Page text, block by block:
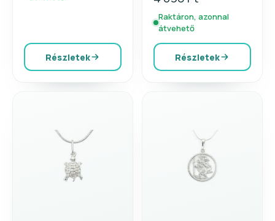
Részletek
Raktáron, azonnal
átvehető
Részletek